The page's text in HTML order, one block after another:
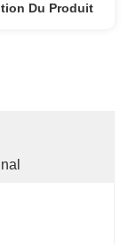
Du Produit